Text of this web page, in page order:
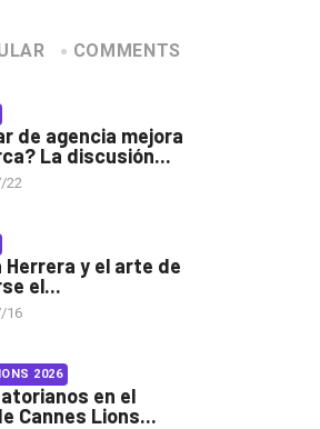
COMMENTS
de agencia mejora
La discusión...
22
Herrera y el arte de
el...
16
2026
en el
Cannes Lions...